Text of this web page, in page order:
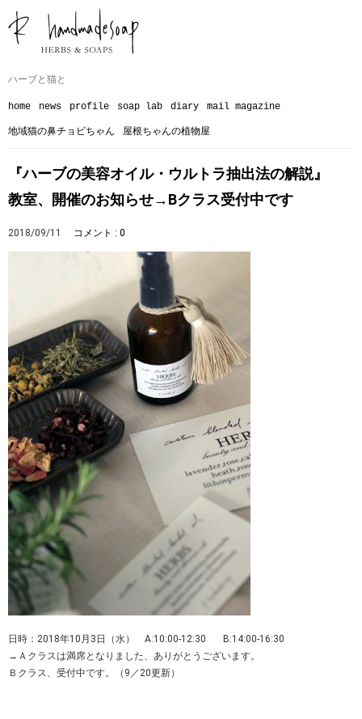
ハーブと猫と
home news profile soap lab diary mail magazine
地域猫の鼻チョビちゃん 屋根ちゃんの植物屋
『ハーブの美容オイル・ウルトラ抽出法の解説』
教室、開催のお知らせ→Bクラス受付中です
2018/09/11 コメント : 0
日時：2018年10月3日（水） A:10:00-12:30 B:14:00-16:30
→Ａクラスは満席となりました、ありがとうございます。
Ｂクラス、受付中です。（9／20更新）